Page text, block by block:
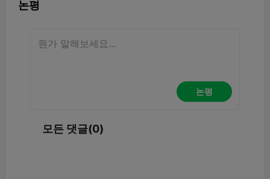
논평
논평
모든 댓글(0)